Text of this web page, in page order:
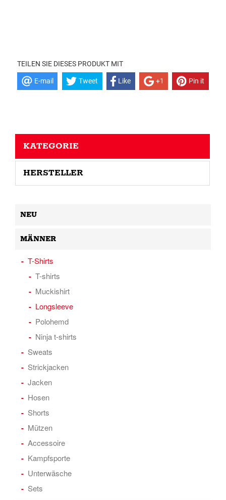
TEILEN SIE DIESES PRODUKT MIT
E-mail Tweet Like +1 Pin it
KATEGORIE
HERSTELLER
NEU
MÄNNER
T-Shirts
T-shirts
Muckishirt
Longsleeve
Polohemd
Ninja t-shirts
Sweats
Strickjacken
Jacken
Hosen
Shorts
Mützen
Accessoire
Kampfsporte
Unterwäsche
Sets